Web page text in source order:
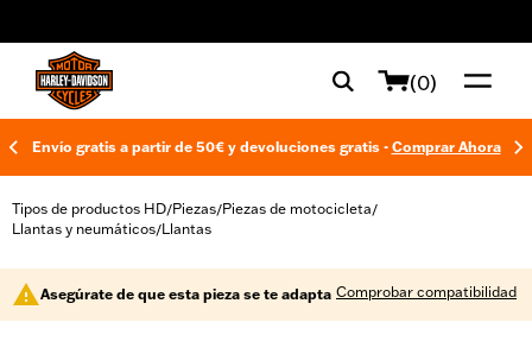
(0)
Envío gratis a partir de 50€ y devoluciones gratis - Comprar Ahora
Tipos de productos HD/Piezas/Piezas de motocicleta/
Llantas y neumáticos/Llantas
Asegúrate de que esta pieza se te adapta Comprobar compatibilidad